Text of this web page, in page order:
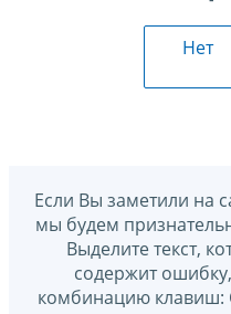
Нет
Если Вы заметили на
мы будем
Выделите текст,
содержит
комбинацию клавиш: